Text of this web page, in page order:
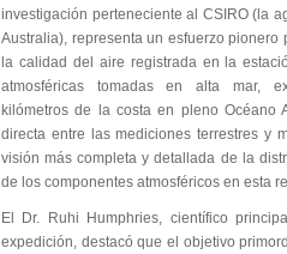
investigación perteneciente al CSIRO (la
Australia), representa un esfuerzo pionero
la calidad del aire registrada en la
atmosféricas tomadas en alta mar,
kilómetros de la costa en pleno Océano
directa entre las mediciones terrestres y
visión más completa y detallada de la
de los componentes atmosféricos en esta
El Dr. Ruhi Humphries, científico
expedición, destacó que el objetivo